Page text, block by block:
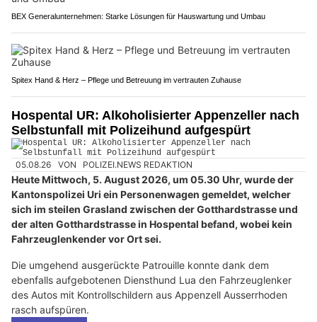
BEX Generalunternehmen: Starke Lösungen für Hauswartung und Umbau
Spitex Hand & Herz – Pflege und Betreuung im vertrauten Zuhause
Hospental UR: Alkoholisierter Appenzeller nach
Selbstunfall mit Polizeihund aufgespürt
05.08.26 VON POLIZEI.NEWS REDAKTION
Heute Mittwoch, 5. August 2026, um 05.30 Uhr, wurde der
Kantonspolizei Uri ein Personenwagen gemeldet, welcher
sich im steilen Grasland zwischen der Gotthardstrasse und
der alten Gotthardstrasse in Hospental befand, wobei kein
Fahrzeuglenkender vor Ort sei.
Die umgehend ausgerückte Patrouille konnte dank dem
ebenfalls aufgebotenen Diensthund Lua den Fahrzeuglenker
des Autos mit Kontrollschildern aus Appenzell Ausserrhoden
rasch aufspüren.